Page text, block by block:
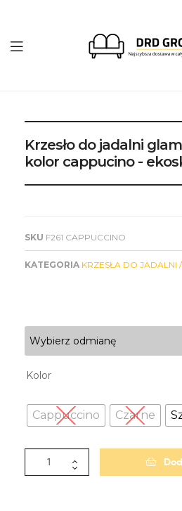
Group
Krzesło do jadalni
kolor cappucino -
SKU F261 CAPPUCCINO
KATEGORIA KRZESŁA DO JADALNI
Wybierz odmianę
Kolor
Cappuccino Czarne